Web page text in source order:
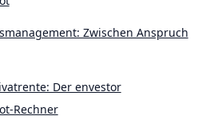
Zwischen Anspruch
Der envestor
Rechner